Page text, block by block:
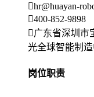
hr@huayan-
400-852-9898
广东省深圳市
光全球智能制
岗位职责